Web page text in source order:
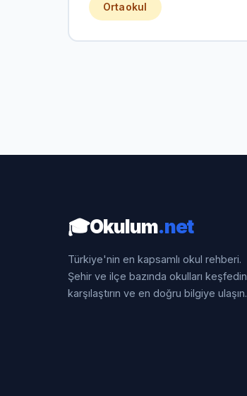
Ortaokul
🎓Okulum.net
Türkiye'nin en kapsamlı okul rehberi.
Şehir ve ilçe bazında okulları keşfedin,
karşılaştırın ve en doğru bilgiye ulaşın.